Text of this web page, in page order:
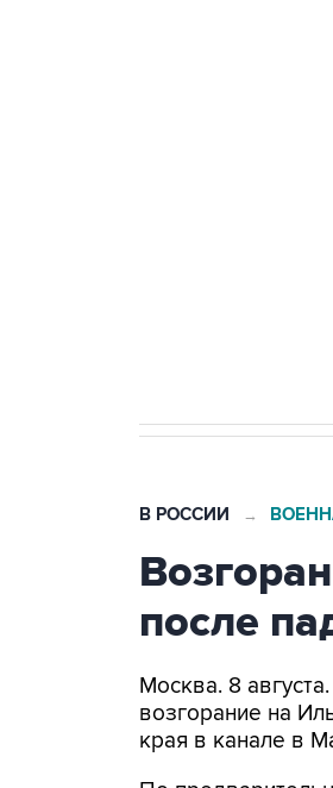
В РОССИИ →
после
Москва. 8
возгорание на
края в канале в